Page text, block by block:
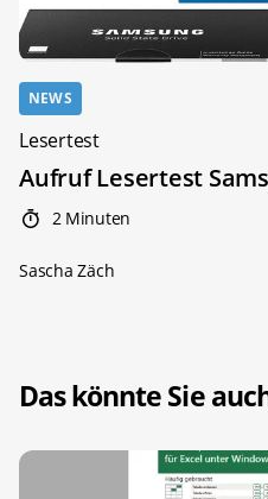
NEWS
Lesertest
Aufruf Lesertest
2 Minuten
Sascha Zäch
Das könnte Sie